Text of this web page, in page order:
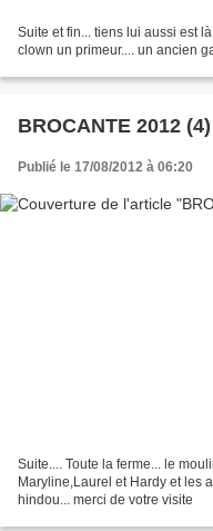
Suite et fin... tiens lui aussi est
clown un primeur.... un ancien
BROCANTE 2012 (4)
Publié le 17/08/2012 à 06:20
Suite.... Toute la ferme... le
Maryline,Laurel et Hardy et les
hindou... merci de votre visite